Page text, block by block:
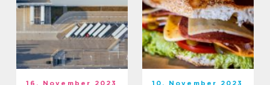
16. November 2023 10. November 2023